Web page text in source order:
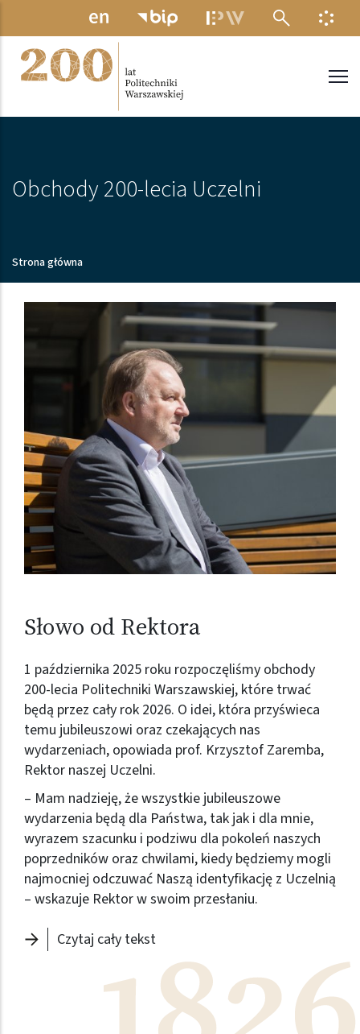
Przejdź do treści
MENU
Obchody 200-lecia Uczelni
Ścieżka nawigacyjna
Strona główna
Słowo od Rektora
1 października 2025 roku rozpoczęliśmy obchody
200-lecia Politechniki Warszawskiej, które trwać
będą przez cały rok 2026. O idei, która przyświeca
temu jubileuszowi oraz czekających nas
wydarzeniach, opowiada prof. Krzysztof Zaremba,
Rektor naszej Uczelni.
– Mam nadzieję, że wszystkie jubileuszowe
wydarzenia będą dla Państwa, tak jak i dla mnie,
wyrazem szacunku i podziwu dla pokoleń naszych
poprzedników oraz chwilami, kiedy będziemy mogli
najmocniej odczuwać Naszą identyfikację z Uczelnią
– wskazuje Rektor w swoim przesłaniu.
Czytaj cały tekst- Słowo od Rektora